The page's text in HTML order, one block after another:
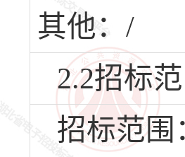
其他：/
2.2招标
招标范围